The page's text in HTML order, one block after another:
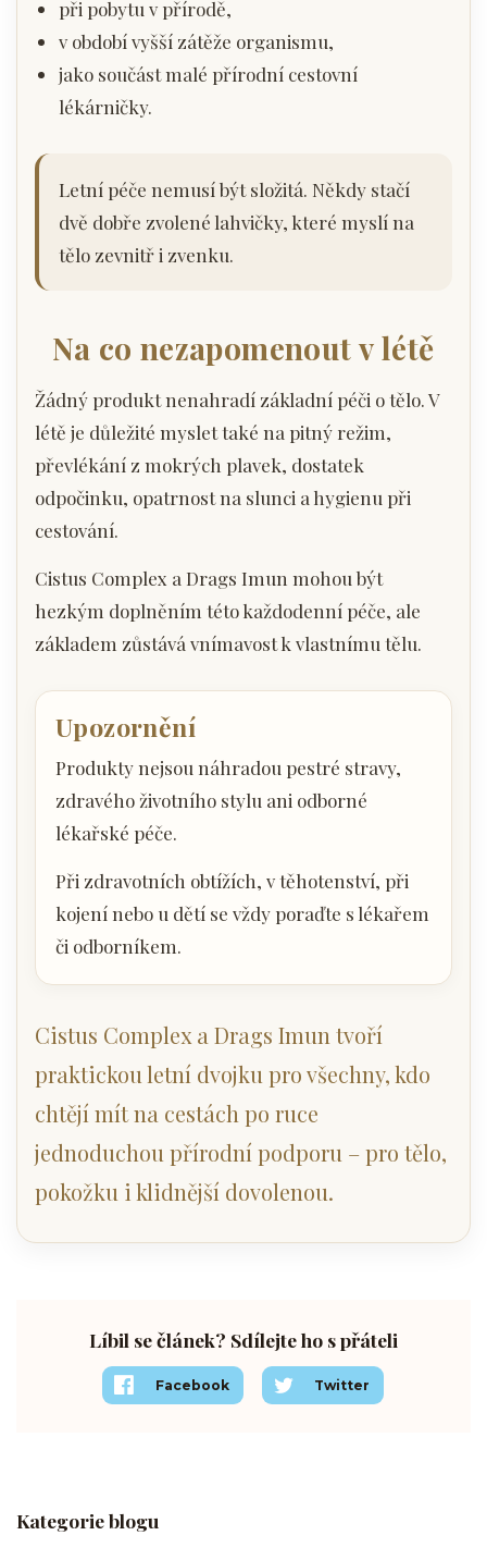
Kategorie blogu
při pobytu v přírodě,
v období vyšší zátěže organismu,
jako součást malé přírodní cestovní
lékárničky.
Letní péče nemusí být složitá. Někdy stačí
dvě dobře zvolené lahvičky, které myslí na
tělo zevnitř i zvenku.
Na co nezapomenout v létě
Žádný produkt nenahradí základní péči o tělo. V
létě je důležité myslet také na pitný režim,
převlékání z mokrých plavek, dostatek
odpočinku, opatrnost na slunci a hygienu při
cestování.
Cistus Complex a Drags Imun mohou být
hezkým doplněním této každodenní péče, ale
základem zůstává vnímavost k vlastnímu tělu.
Upozornění
Produkty nejsou náhradou pestré stravy,
zdravého životního stylu ani odborné
lékařské péče.
Při zdravotních obtížích, v těhotenství, při
kojení nebo u dětí se vždy poraďte s lékařem
či odborníkem.
Cistus Complex a Drags Imun tvoří
praktickou letní dvojku pro všechny, kdo
chtějí mít na cestách po ruce
jednoduchou přírodní podporu – pro tělo,
pokožku i klidnější dovolenou.
Líbil se článek? Sdílejte ho s přáteli
Facebook Twitter